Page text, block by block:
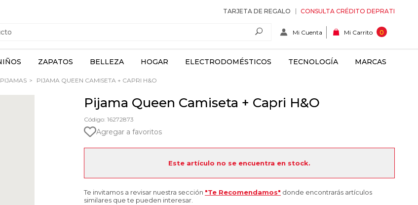
TARJETA DE REGALO CONSULTA CRÉDITO DEPRATI
Mi Cuenta Mi Carrito 0
ZAPATOS BELLEZA HOGAR ELECTRODOMÉSTICOS TECNOLOGÍA MARCAS
PIJAMA QUEEN CAMISETA + CAPRI H&O
Pijama Queen Camiseta + Capri H&O
Código: 16272873
Agregar a favoritos
Este artículo no se encuentra en stock.
Te invitamos a revisar nuestra sección "Te Recomendamos" donde encontrarás artículos
similares que te pueden interesar.